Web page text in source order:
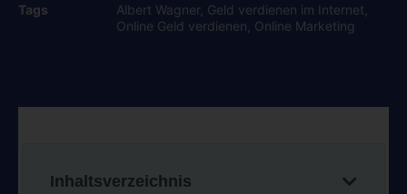
Tags
Albert Wagner, Geld verdienen im Internet
Online Geld verdienen Online Marketing
Inhaltsverzeichnis